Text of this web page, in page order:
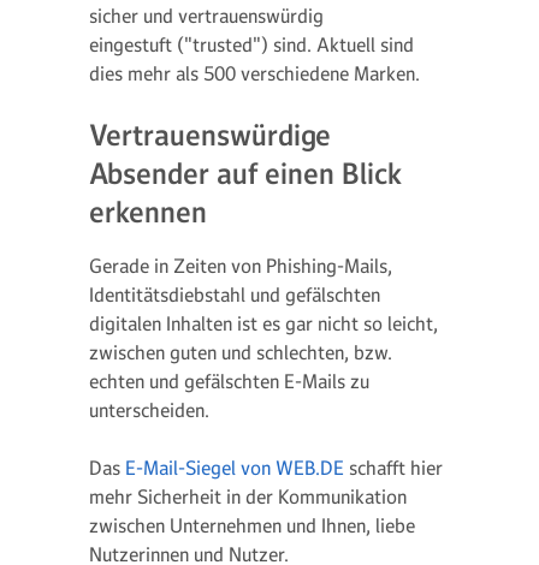
sicher und vertrauenswürdig
eingestuft ("trusted") sind. Aktuell sind
dies mehr als 500 verschiedene Marken.
Vertrauenswürdige
Absender auf einen Blick
erkennen
Gerade in Zeiten von Phishing-Mails,
Identitätsdiebstahl und gefälschten
digitalen Inhalten ist es gar nicht so leicht,
zwischen guten und schlechten, bzw.
echten und gefälschten E-Mails zu
unterscheiden.
Das E-Mail-Siegel von WEB.DE schafft hier
mehr Sicherheit in der Kommunikation
zwischen Unternehmen und Ihnen, liebe
Nutzerinnen und Nutzer.